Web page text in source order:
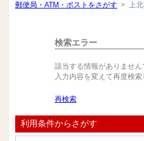
郵便局・ATM・ポストをさがす > 上北
検索エラー
該当する情報がありません
入力内容を変えて再度検索
再検索
利用条件からさがす